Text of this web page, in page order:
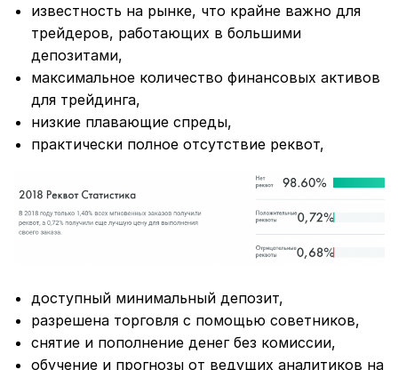
известность на рынке, что крайне важно для
трейдеров, работающих в большими
депозитами,
максимальное количество финансовых активов
для трейдинга,
низкие плавающие спреды,
практически полное отсутствие реквот,
доступный минимальный депозит,
разрешена торговля с помощью советников,
снятие и пополнение денег без комиссии,
обучение и прогнозы от ведущих аналитиков на